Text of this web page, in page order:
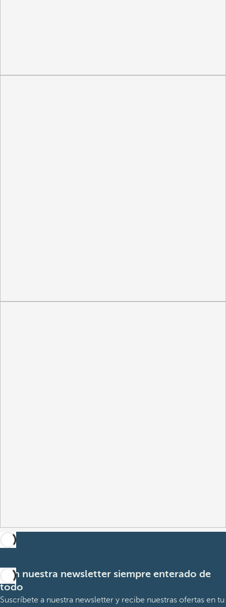
Con nuestra newsletter siempre enterado de
todo
Suscríbete a nuestra newsletter y recibe nuestras ofertas en tu